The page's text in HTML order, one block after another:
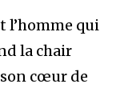
l’homme qui
la chair
cœur de